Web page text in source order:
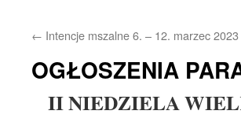
← Intencje mszalne 6. – 12. marzec 2023
OGŁOSZENIA
II NIEDZIELA